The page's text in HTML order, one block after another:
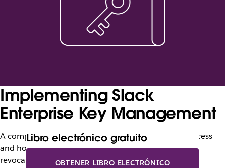
Implementing Slack
Enterprise Key Management
A complete walk-through of the Slack EKM setup process
and how to navigate the enrollment, operation and
revocation phases
Libro electrónico gratuito
OBTENER LIBRO ELECTRÓNICO